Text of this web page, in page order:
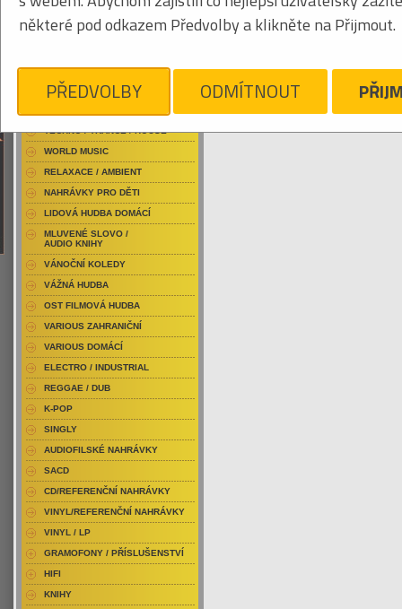
EDOUARD LOUIS
Je nám líto, ale pro daný žánr/kategorii
RAP / HIP HOP DOMÁCÍ
RAP / HIP HOP ZAHRANIČNÍ
DVD / HUDBA
PUNK / HARDCORE
TECHNO / TRANCE / HOUSE
WORLD MUSIC
RELAXACE / AMBIENT
NAHRÁVKY PRO DĚTI
LIDOVÁ HUDBA DOMÁCÍ
MLUVENÉ SLOVO /
AUDIO KNIHY
VÁNOČNÍ KOLEDY
VÁŽNÁ HUDBA
OST FILMOVÁ HUDBA
VARIOUS ZAHRANIČNÍ
VARIOUS DOMÁCÍ
ELECTRO / INDUSTRIAL
REGGAE / DUB
K-POP
SINGLY
AUDIOFILSKÉ NAHRÁVKY
SACD
CD/REFERENČNÍ NAHRÁVKY
VINYL/REFERENČNÍ NAHRÁVKY
VINYL / LP
GRAMOFONY / PŘÍSLUŠENSTVÍ
HIFI
KNIHY
některé pod odkazem Předvolby a klikněte na Přijmout.
PŘEDVOLBY ODMÍTNOUT